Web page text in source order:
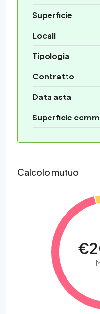
Superficie
Locali
Tipologia
Contratto
Data asta
Superficie
Calcolo mutuo